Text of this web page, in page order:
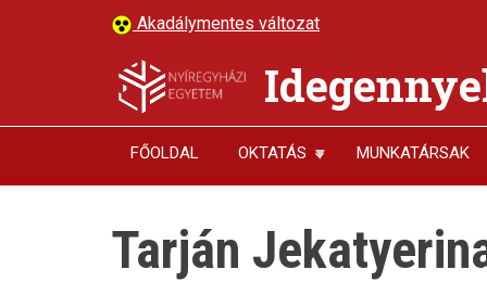
Akadálymentes változat
FŐOLDAL OKTATÁS MUNKATÁRSAK
Tarján